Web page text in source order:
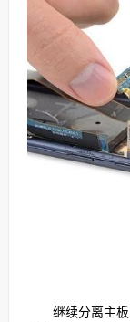
继续分离主板